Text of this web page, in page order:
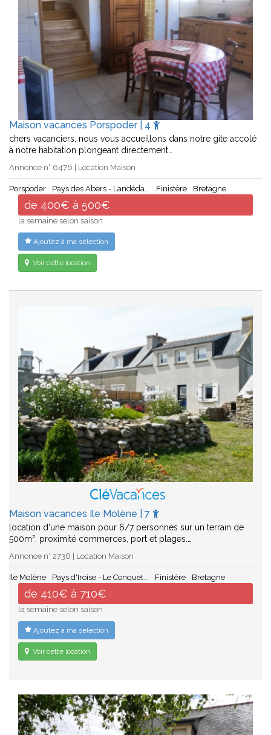
Maison vacances Porspoder | 4
chers vacanciers, nous vous accueillons dans notre gite accolé
à notre habitation plongeant directement…
Annonce n° 6476 | Location Maison
Porspoder Pays des Abers - Landéda... Finistère Bretagne
de 400€ à 500€
la semaine selon saison
Ajoutez à ma sélection
Voir cette location
Maison vacances Ile Molène | 7
location d'une maison pour 6/7 personnes sur un terrain de
500m². proximité commerces, port et plages.…
Annonce n° 2736 | Location Maison
Ile Molène Pays d'Iroise - Le Conquet... Finistère Bretagne
de 410€ à 710€
la semaine selon saison
Ajoutez à ma sélection
Voir cette location